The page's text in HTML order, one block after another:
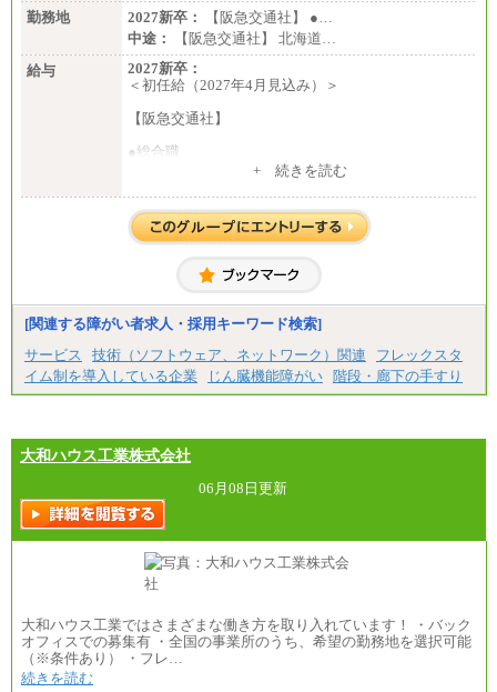
勤務地
2027新卒：
【阪急交通社】 ●…
中途：
【阪急交通社】 北海道…
給与
2027新卒：
＜初任給（2027年4月見込み）＞
【阪急交通社】
●総合職
(※3)、239,000円(※4)、237,000円（※5）
・専門・短大卒
(※3)、218,500円(※4)、216,500円（※5）
※1…東京都、埼玉県、千葉県、神奈川県
※2…大阪府、京都府、兵庫県、滋賀県
※3…愛知県、静岡県
※4…北海道、宮城県、栃木県、群馬県、長野県、新
潟県、富山県、石川県、岡山県、広島県、山口県、
香川県、福岡県
県、福島県、山形県
・月給には一律地域手当を含んだ金額を表示
（一律地域手当：※1…36,000円、※2…33,000円、
※3…28,000円、※4…25,000円、※5…23,000円）
・試用期間中も給与変更なし
●基幹職（地域限定社員）
・大学・院卒／月給185,000 円～219,000 円 ※勤務地
により異なる。
〈大阪・兵庫〉209,000 円
〈愛知〉194,500 円 〈福岡〉1
85,000 円
+ 続きを読む
[関連する障がい者求人・採用キーワード検索]
サービス
技術（ソフトウェア、ネットワーク）関連
フレックスタ
イム制を導入している企業
じん臓機能障がい 階段・廊下の手すり
大和ハウス工業株式会社
06月08日更新
大和ハウス工業ではさまざまな働き方を取り入れています！ ・バック
オフィスでの募集有 ・全国の事業所のうち、希望の勤務地を選択可能
（※条件あり） ・フレ…
続きを読む